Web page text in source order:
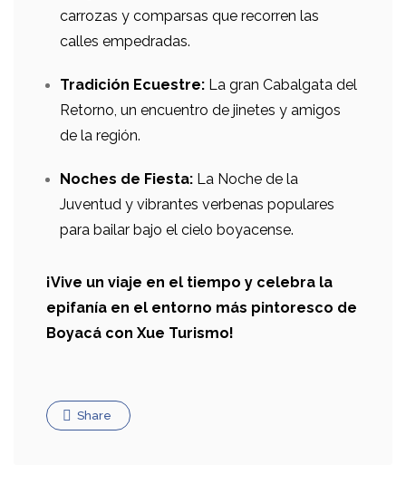
carrozas y comparsas que recorren las
calles empedradas.
Tradición Ecuestre: La gran Cabalgata del
Retorno, un encuentro de jinetes y amigos
de la región.
Noches de Fiesta: La Noche de la
Juventud y vibrantes verbenas populares
para bailar bajo el cielo boyacense.
¡Vive un viaje en el tiempo y celebra la
epifanía en el entorno más pintoresco de
Boyacá con Xue Turismo!
Share